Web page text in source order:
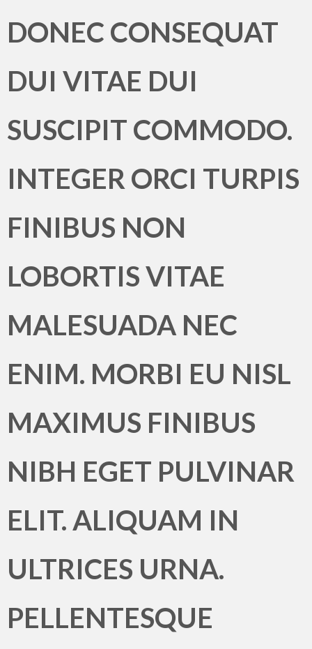
DONEC CONSEQUAT
DUI VITAE DUI
SUSCIPIT COMMODO.
INTEGER ORCI TURPIS
FINIBUS NON
LOBORTIS VITAE
MALESUADA NEC
ENIM. MORBI EU NISL
MAXIMUS FINIBUS
NIBH EGET PULVINAR
ELIT. ALIQUAM IN
ULTRICES URNA.
PELLENTESQUE